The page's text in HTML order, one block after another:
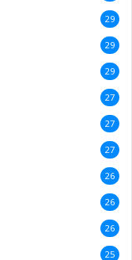
29
29
29
27
27
27
26
26
26
25